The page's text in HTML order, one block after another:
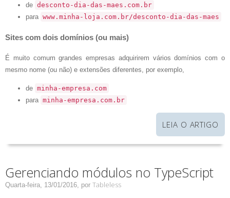
de desconto-dia-das-maes.com.br
para www.minha-loja.com.br/desconto-dia-das-maes
Sites com dois domínios (ou mais)
É muito comum grandes empresas adquirirem vários domínios com o
mesmo nome (ou não) e extensões diferentes, por exemplo,
de minha-empresa.com
para minha-empresa.com.br
LEIA O ARTIGO
Gerenciando módulos no TypeScript
Quarta-feira, 13/01/2016, por Tableless